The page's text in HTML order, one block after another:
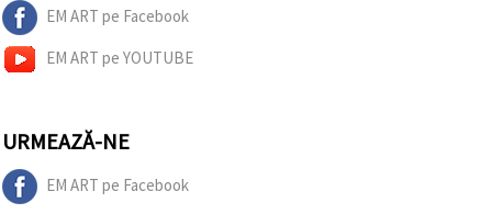
EM ART pe Facebook
EM ART pe YOUTUBE
URMEAZĂ-NE
EM ART pe Facebook